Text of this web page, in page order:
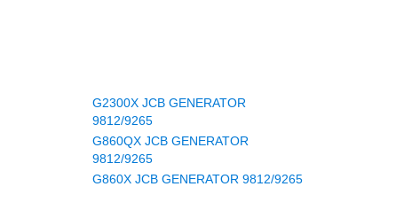
G2300X JCB GENERATOR
9812/9265
G860QX JCB GENERATOR
9812/9265
G860X JCB GENERATOR 9812/9265